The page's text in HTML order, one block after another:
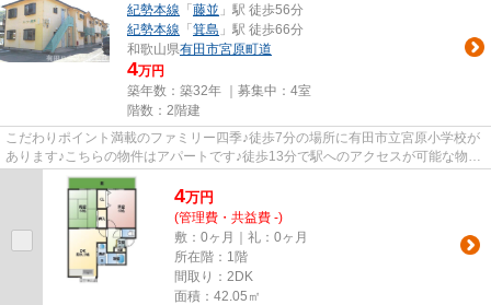
紀勢本線 「 藤並 」駅 徒歩56分
紀勢本線 「 箕島 」駅 徒歩66分
和歌山県有田市宮原町道
4万円
築年数：築32年 ｜募集中： 4室
階数：2階建
こだわりポイント満載のファミリー四季♪徒歩7分の場所に有田市立宮原小学校が
あります♪こちらの物件はアパートです♪徒歩13分で駅へのアクセスが可能な物件
です♪紀勢本線紀伊宮原周辺の...
4万円
(管理費・共益費 -)
敷：0ヶ月｜礼：0ヶ月
所在階：1階
間取り：2DK
面積：42.05㎡